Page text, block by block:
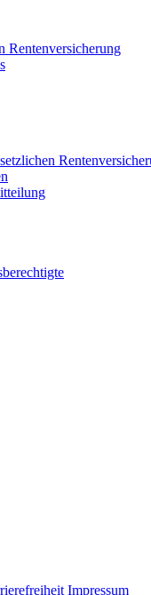
Rentenversicherung
Impressum